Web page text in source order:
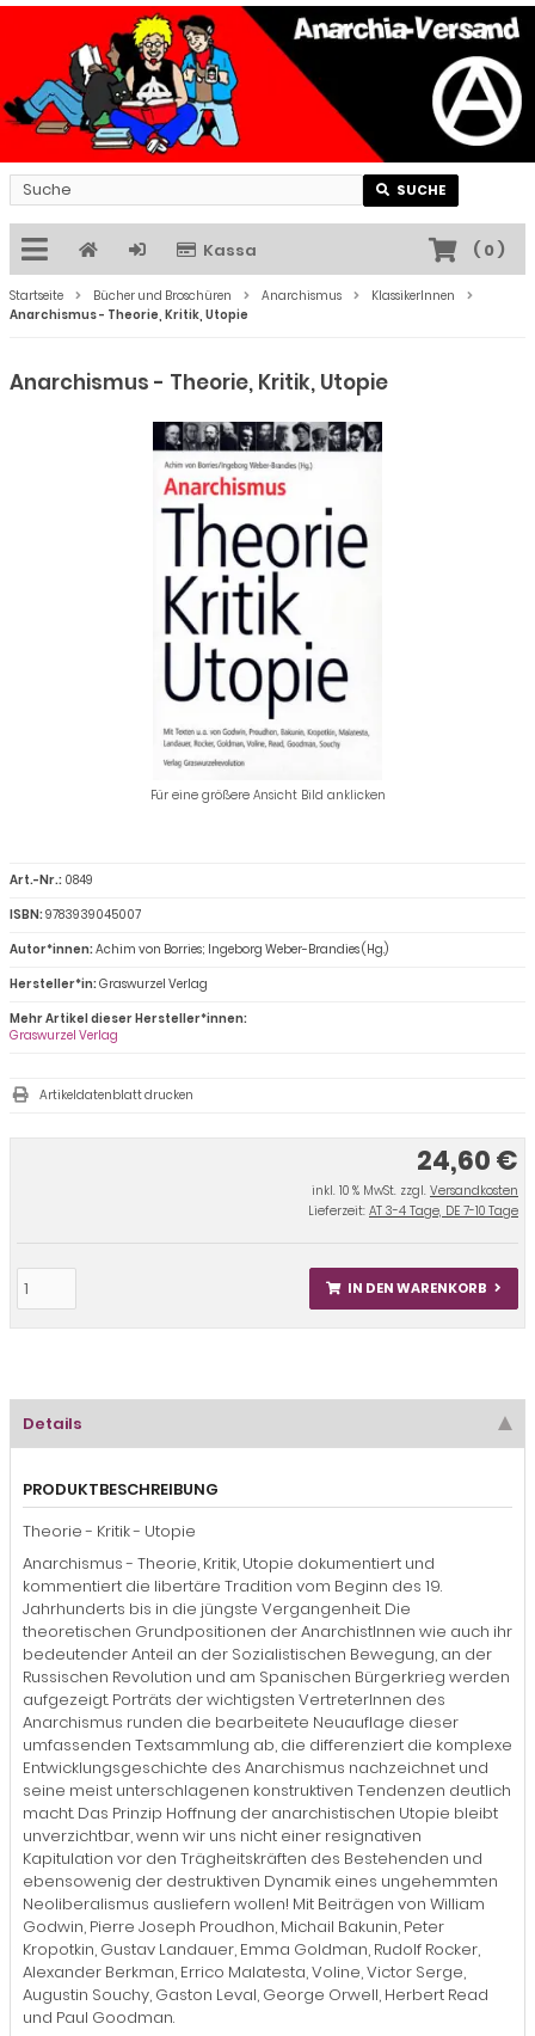
SUCHE
Kassa ( 0)
Startseite Bücher und Broschüren Anarchismus
KlassikerInnen
Anarchismus - Theorie, Kritik, Utopie
Anarchismus - Theorie, Kritik, Utopie
Für eine größere Ansicht Bild anklicken
24,60 €
inkl. 10 % MwSt. zzgl. Versandkosten
Lieferzeit: AT 3-4 Tage, DE 7-10 Tage
IN DEN WARENKORB
Art.-Nr.: 0849
ISBN:9783939045007
Autor*innen:Achim von Borries; Ingeborg Weber-Brandies (Hg.)
Hersteller*in:Graswurzel Verlag
Mehr Artikel dieser Hersteller*innen:
Graswurzel Verlag
Artikeldatenblatt drucken
Details
PRODUKTBESCHREIBUNG
Theorie - Kritik - Utopie
Anarchismus - Theorie, Kritik, Utopie dokumentiert und
kommentiert die libertäre Tradition vom Beginn des 19.
Jahrhunderts bis in die jüngste Vergangenheit. Die
theoretischen Grundpositionen der AnarchistInnen wie auch ihr
bedeutender Anteil an der Sozialistischen Bewegung, an der
Russischen Revolution und am Spanischen Bürgerkrieg werden
aufgezeigt. Porträts der wichtigsten VertreterInnen des
Anarchismus runden die bearbeitete Neuauflage dieser
umfassenden Textsammlung ab, die differenziert die komplexe
Entwicklungsgeschichte des Anarchismus nachzeichnet und
seine meist unterschlagenen konstruktiven Tendenzen deutlich
macht. Das Prinzip Hoffnung der anarchistischen Utopie bleibt
unverzichtbar, wenn wir uns nicht einer resignativen
Kapitulation vor den Trägheitskräften des Bestehenden und
ebensowenig der destruktiven Dynamik eines ungehemmten
Neoliberalismus ausliefern wollen! Mit Beiträgen von William
Godwin, Pierre Joseph Proudhon, Michail Bakunin, Peter
Kropotkin, Gustav Landauer, Emma Goldman, Rudolf Rocker,
Alexander Berkman, Errico Malatesta, Voline, Victor Serge,
Augustin Souchy, Gaston Leval, George Orwell, Herbert Read
und Paul Goodman.